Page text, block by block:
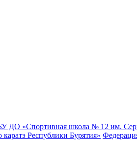
ДО «Спортивная школа № 12 им.
Республики Бурятия»